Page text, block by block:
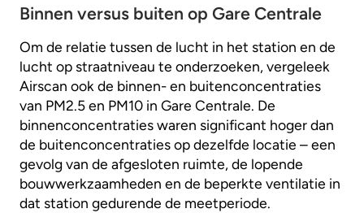
Binnen versus buiten op Gare Centrale
Om de relatie tussen de lucht in het station en de
lucht op straatniveau te onderzoeken, vergeleek
Airscan ook de binnen- en buitenconcentraties
van PM2.5 en PM10 in Gare Centrale. De
binnenconcentraties waren significant hoger dan
de buitenconcentraties op dezelfde locatie – een
gevolg van de afgesloten ruimte, de lopende
bouwwerkzaamheden en de beperkte ventilatie in
dat station gedurende de meetperiode.